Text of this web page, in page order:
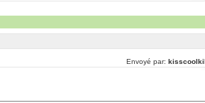
Envoyé par: